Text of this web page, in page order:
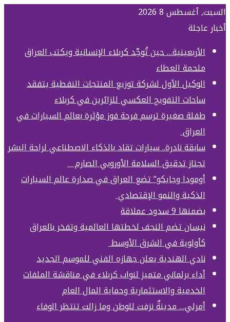
السبت, أغسطس 8 2026
أخبار عاجلة
الأربعينية… حين تُوحِّد كربلاء الإنسانية ويكتب العراق
ملحمة العطاء
الوكيل الأول لشركة توزيع المنتجات النفطية يتفقد
ساحات التفويج العكسي للزائرين في كربلاء
طفلة صغيرة ترسم فرحة فوز مؤثرة بعالم السيارات في
العراق
سابقة نادرة.. سيارات تقاد بالذكاء الاصطناعي لراحة البشر
تجتاز تدقيق السلامة الأوروبي الصارم
أومودا وجايكو” تضع العراق في صدارة عالم السيارات
الذكية والنمو الإقتصادي
بضمنها 9 سدود عملاقة
نيسان تضم النجف لخطتها العالمية وتفخر بالعراق
كأولوية في الشرق الأوسط
نادي الهندية يعلن جهازه الفني للموسم الجديد
أداء برلماني متميز لنواب كربلاء في مناقشة الملفات
الخدمية والاستثمارية وحماية المال العام
أمرلي… مدينةٌ نزفت للوطن وما زالت تنتظر الوفاء